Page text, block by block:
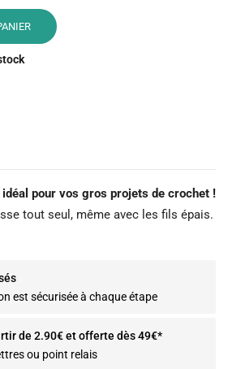
pour vos gros projets de crochet !
tout seul, même avec les fils épais.
est sécurisée à chaque étape
de 2.90€ et offerte dès 49€*
ou point relais